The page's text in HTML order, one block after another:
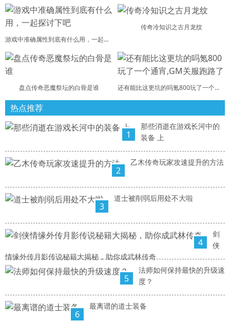
游戏中准确属性到底有什么用，一起探讨下吧
传奇冷知识之古月龙纹
盘点传奇恶魔祭坛的白骨是谁 还有能比这更坑的吗氪800玩了一个通宵,GM关服跑路了
热点推荐
1
那些消逝在游戏长河中的
装备 上
2
乙木传奇玩家攻速提升的方法
3
道士被削弱后用处不大啦
4
剑
侠
情缘外传月影传说秘籍大揭秘，助你成武林传奇
5
法师如何保持最快的升级速
度？
6
最离谱的道士装备